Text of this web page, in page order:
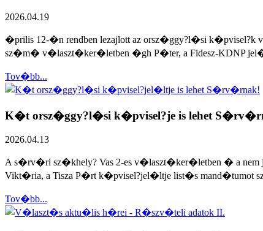
2026.04.19
�prilis 12-�n rendben lezajlott az orsz�ggy?l�si
sz�m� v�laszt�ker�letben �gh P�ter, a Fidesz-KDNP
Tov�bb...
K�t orsz�ggy?l�si k�pvisel?je is lehet
2026.04.13
A s�rv�ri sz�khely? Vas 2-es v�laszt�ker�letben � a
Vikt�ria, a Tisza P�rt k�pvisel?jel�ltje list�s mand�tumot
Tov�bb...